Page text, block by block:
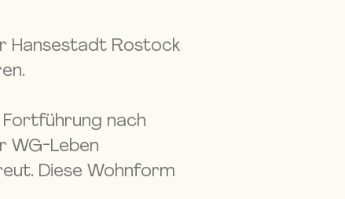
Hansestadt Rostock
Fortführung nach
WG-Leben
Diese Wohnform